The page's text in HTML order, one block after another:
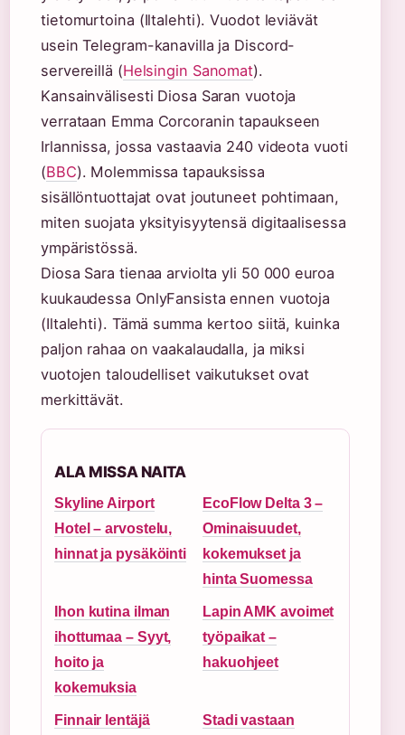
tietomurtoina (Iltalehti). Vuodot leviävät
usein Telegram-kanavilla ja Discord-
servereillä (Helsingin Sanomat).
Kansainvälisesti Diosa Saran vuotoja
verrataan Emma Corcoranin tapaukseen
Irlannissa, jossa vastaavia 240 videota vuoti
(BBC). Molemmissa tapauksissa
sisällöntuottajat ovat joutuneet pohtimaan,
miten suojata yksityisyytensä digitaalisessa
ympäristössä.
Diosa Sara tienaa arviolta yli 50 000 euroa
kuukaudessa OnlyFansista ennen vuotoja
(Iltalehti). Tämä summa kertoo siitä, kuinka
paljon rahaa on vaakalaudalla, ja miksi
vuotojen taloudelliset vaikutukset ovat
merkittävät.
ALA MISSA NAITA
Skyline Airport
Hotel – arvostelu,
hinnat ja pysäköinti
EcoFlow Delta 3 –
Ominaisuudet,
kokemukset ja
hinta Suomessa
Ihon kutina ilman
ihottumaa – Syyt,
hoito ja
kokemuksia
Lapin AMK avoimet
työpaikat –
hakuohjeet
Finnair lentäjä
Stadi vastaan